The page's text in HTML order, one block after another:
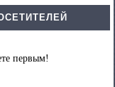
первым!